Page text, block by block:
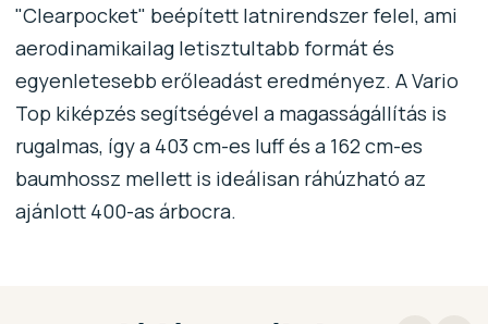
"Clearpocket" beépített latnirendszer felel, ami
aerodinamikailag letisztultabb formát és
egyenletesebb erőleadást eredményez. A Vario
Top kiképzés segítségével a magasságállítás is
rugalmas, így a 403 cm-es luff és a 162 cm-es
baumhossz mellett is ideálisan ráhúzható az
ajánlott 400-as árbocra.